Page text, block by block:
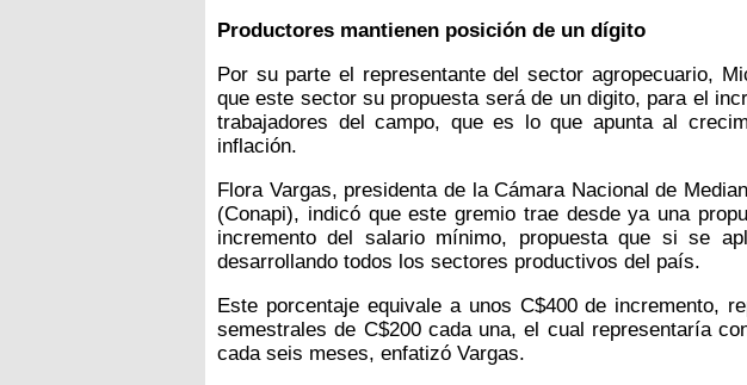
Productores mantienen posición de un dígito
Por su parte el representante del sector agropecuario,
que este sector su propuesta será de un digito, para el
trabajadores del campo, que es lo que apunta al
inflación.
Flora Vargas, presidenta de la Cámara Nacional de
(Conapi), indicó que este gremio trae desde ya una
incremento del salario mínimo, propuesta que si se
desarrollando todos los sectores productivos del país.
Este porcentaje equivale a unos C$400 de incremento,
semestrales de C$200 cada una, el cual representaría
cada seis meses, enfatizó Vargas.